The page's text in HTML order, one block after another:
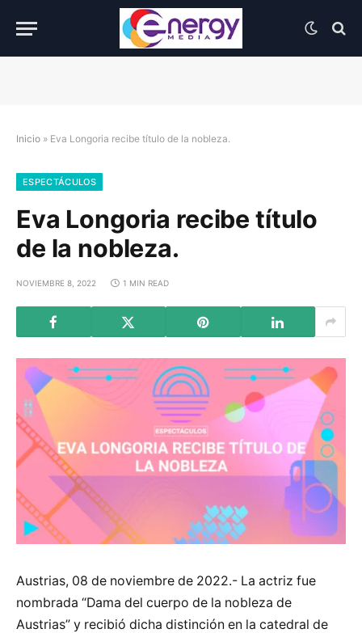
Inicio » Eva Longoria recibe título de la nobleza.
ESPECTÁCULOS
Eva Longoria recibe título
de la nobleza.
NOVIEMBRE 8, 2022 1 MIN READ
Austrias, 08 de noviembre de 2022.- La actriz fue
nombrada “Dama del cuerpo de la nobleza de
Austrias” y recibió dicha distinción en la catedral de